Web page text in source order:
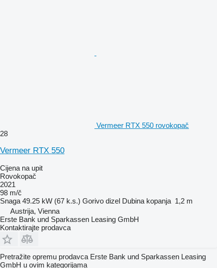
Vermeer RTX 550 rovokopač
28
Vermeer RTX 550
Cijena na upit
Rovokopač
2021
98 m/č
Snaga 49.25 kW (67 k.s.) Gorivo dizel Dubina kopanja 1,2 m
Austrija, Vienna
Erste Bank und Sparkassen Leasing GmbH
Kontaktirajte prodavca
Pretražite opremu prodavca Erste Bank und Sparkassen Leasing
GmbH u ovim kategorijama